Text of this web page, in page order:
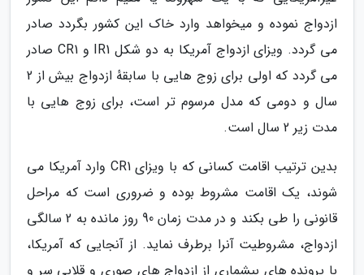
ازدواج نموده و میخواهد وارد خاک این کشور بگردد صادر
می گردد. ویزای ازدواج آمریکا به دو شکل IR1 و CR1 صادر
می گردد که اولی برای زوج هایی با سابقهٔ ازدواج بیش از 2
سال و دومی که مدل مرسوم تر است، برای زوج هایی با
مدت زیر 2 سال است.
بدین ترتیب اقامت کسانی که با ویزای CR1 وارد آمریکا می
شوند، یک اقامت مشروط بوده و ضروری است که مراحل
قانونی را طی بکند و در مدت زمان 90 روز مانده به 2 سالگی
ازدواج، مشروطیت آنرا برطرف نماید. از آنجایی که آمریکا،
با پرونده های بیشماری از ازدواج های صوری و قلابی سر و